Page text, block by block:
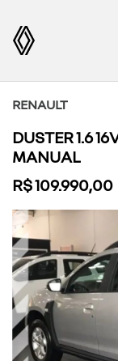
RENAULT
DUSTER 1.6
MANUAL
R$ 109.990,00
Previous